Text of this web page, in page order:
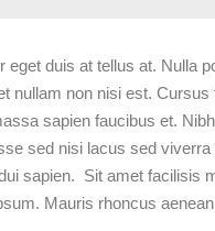
eget duis at tellus at. Nulla
nullam non nisi est.
sapien faucibus et.
sed nisi lacus sed
sapien. Sit amet facilisis
Mauris rhoncus